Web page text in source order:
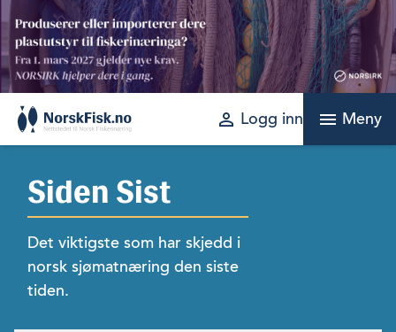
Skip
content
perm_identity Logg inn menu Meny
Siden Sist
Det viktigste som har skjedd i
norsk sjømatnæring den siste
tiden.